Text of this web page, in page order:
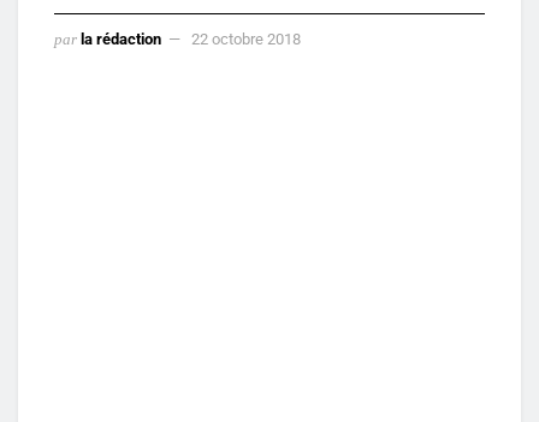
par la rédaction 22 octobre 2018